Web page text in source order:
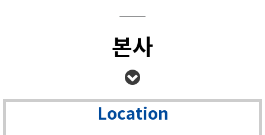
본사
Location